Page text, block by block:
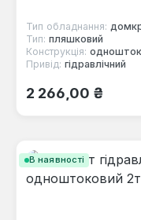
Тип обладнання:
Тип: пляшковий
Конструкція:
Привід: гідравлічний
Звичайна ціна:
2 266,00 ₴
В наявності